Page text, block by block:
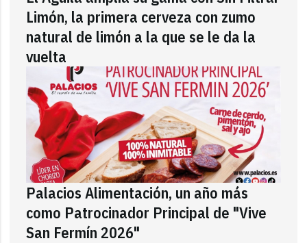
Limón, la primera cerveza con zumo
natural de limón a la que se le da la
vuelta
Palacios Alimentación, un año más
como Patrocinador Principal de "Vive
San Fermín 2026"